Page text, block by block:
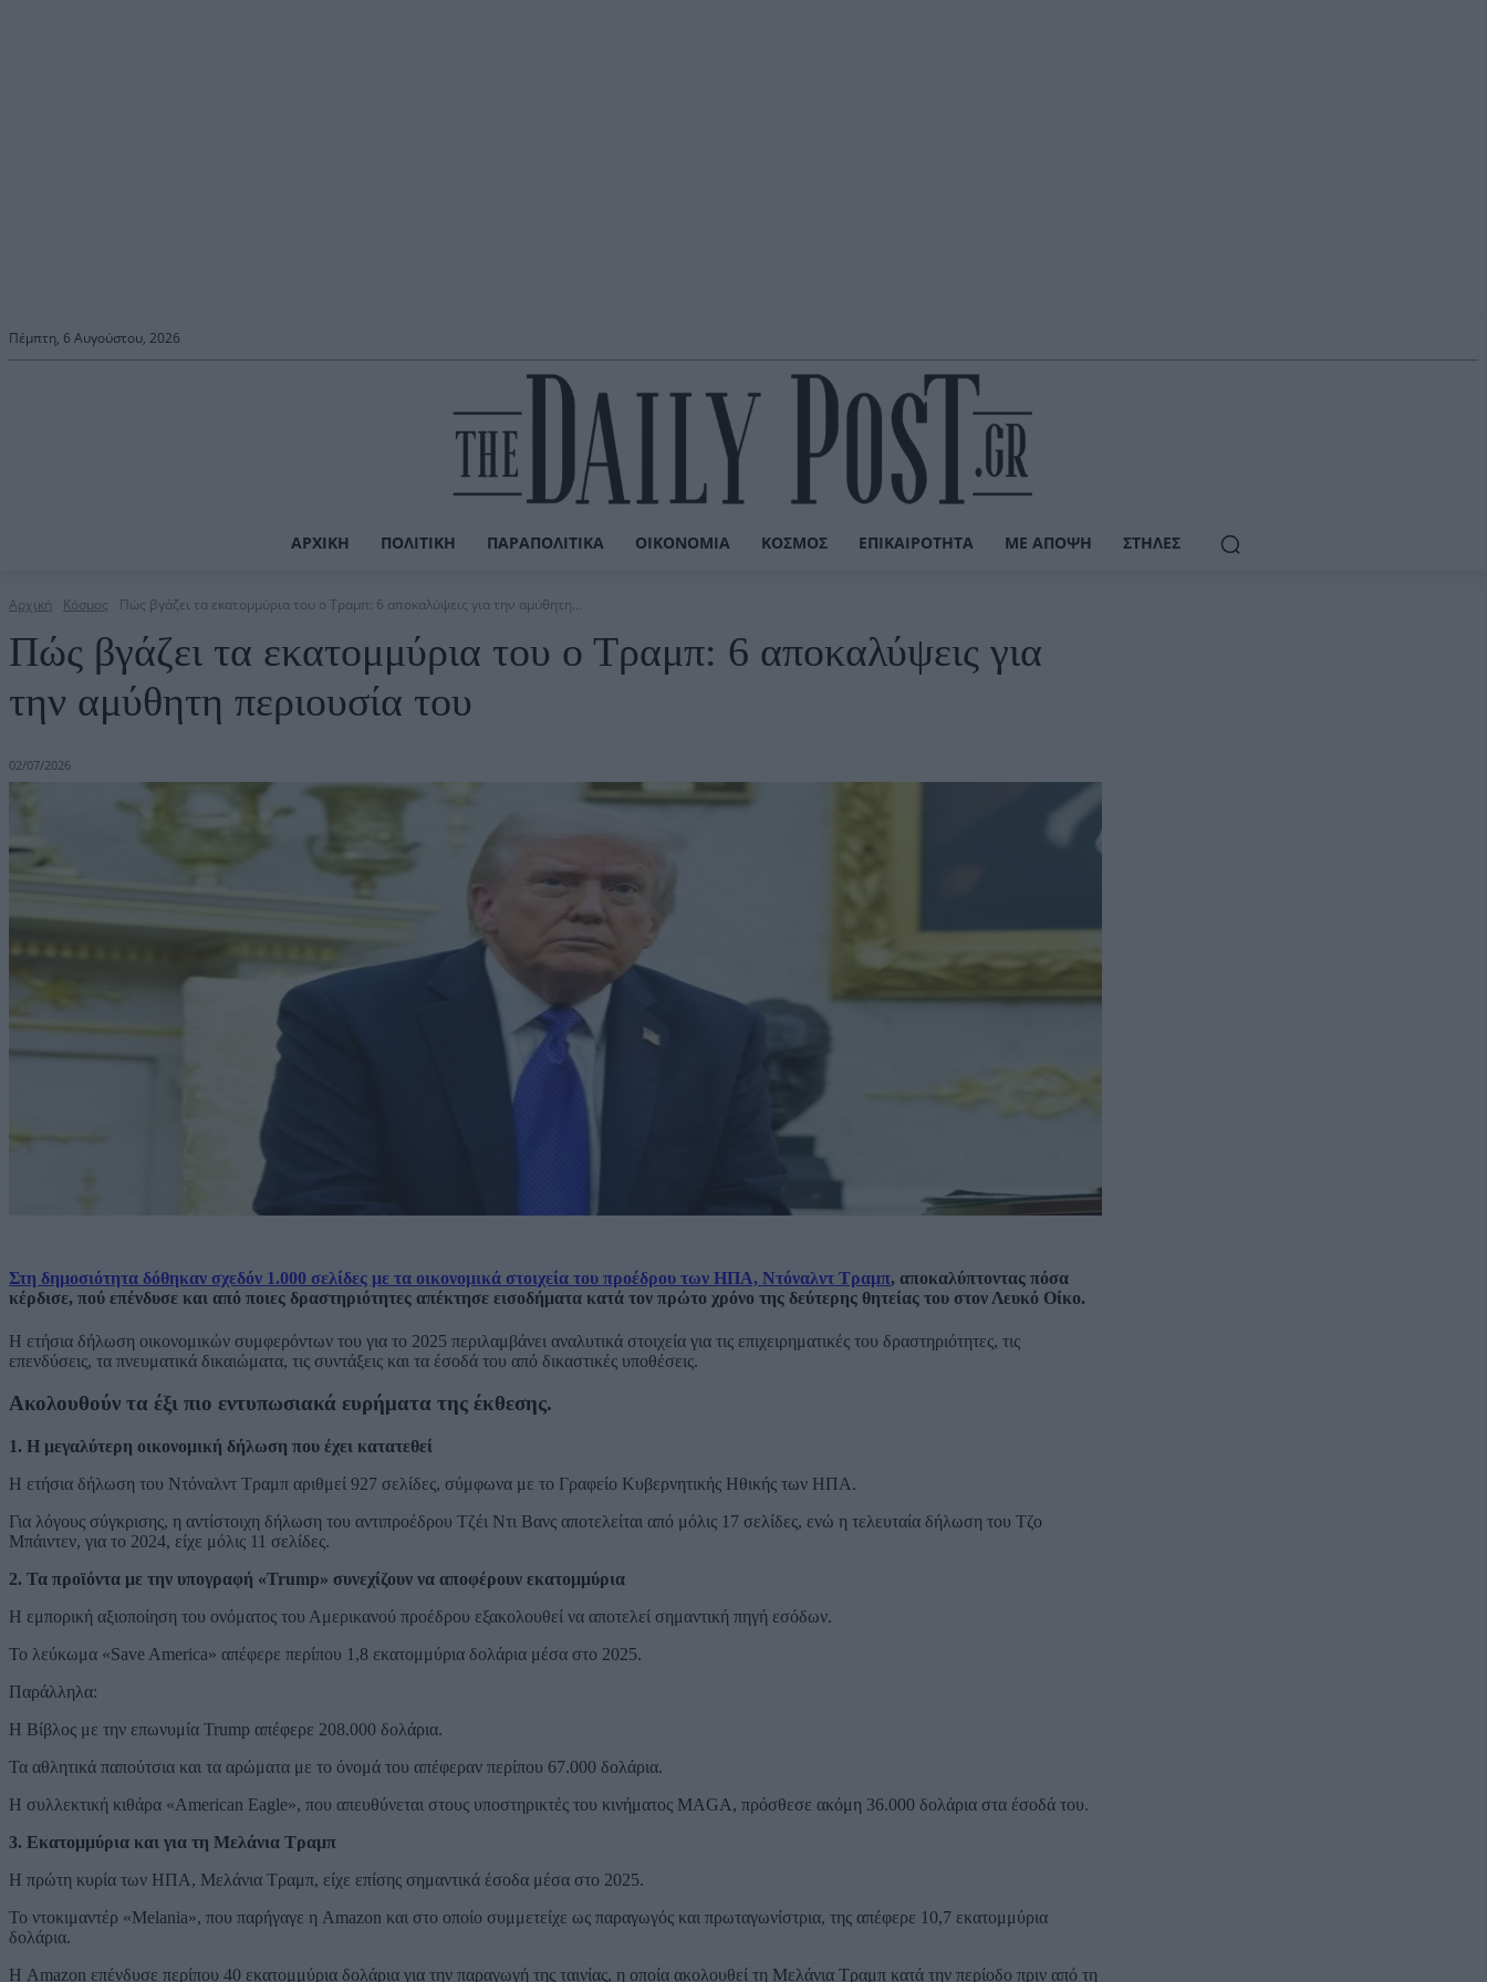
Πέμπτη, 6 Αυγούστου, 2026
ΑΡΧΙΚΉ ΠΟΛΙΤΙΚΉ ΠΑΡΑΠΟΛΙΤΙΚΆ ΟΙΚΟΝΟΜΊΑ ΚΌΣΜΟΣ ΕΠΙΚΑΙΡΌΤΗΤΑ ΜΕ ΆΠΟΨΗ ΣΤΉΛΕΣ
Αρχική Κόσμος Πώς βγάζει τα εκατομμύρια του ο Τραμπ: 6 αποκαλύψεις για την αμύθητη...
Πώς βγάζει τα εκατομμύρια του ο Τραμπ: 6 αποκαλύψεις για
την αμύθητη περιουσία του
02/07/2026
Στη δημοσιότητα δόθηκαν σχεδόν 1.000 σελίδες με τα οικονομικά στοιχεία του προέδρου των ΗΠΑ, Ντόναλντ Τραμπ, αποκαλύπτοντας πόσα
κέρδισε, πού επένδυσε και από ποιες δραστηριότητες απέκτησε εισοδήματα κατά τον πρώτο χρόνο της δεύτερης θητείας του στον Λευκό Οίκο.
Η ετήσια δήλωση οικονομικών συμφερόντων του για το 2025 περιλαμβάνει αναλυτικά στοιχεία για τις επιχειρηματικές του δραστηριότητες, τις
επενδύσεις, τα πνευματικά δικαιώματα, τις συντάξεις και τα έσοδά του από δικαστικές υποθέσεις.
Ακολουθούν τα έξι πιο εντυπωσιακά ευρήματα της έκθεσης.
1. Η μεγαλύτερη οικονομική δήλωση που έχει κατατεθεί
Η ετήσια δήλωση του Ντόναλντ Τραμπ αριθμεί 927 σελίδες, σύμφωνα με το Γραφείο Κυβερνητικής Ηθικής των ΗΠΑ.
Για λόγους σύγκρισης, η αντίστοιχη δήλωση του αντιπροέδρου Τζέι Ντι Βανς αποτελείται από μόλις 17 σελίδες, ενώ η τελευταία δήλωση του Τζο
Μπάιντεν, για το 2024, είχε μόλις 11 σελίδες.
2. Τα προϊόντα με την υπογραφή «Trump» συνεχίζουν να αποφέρουν εκατομμύρια
Η εμπορική αξιοποίηση του ονόματος του Αμερικανού προέδρου εξακολουθεί να αποτελεί σημαντική πηγή εσόδων.
Το λεύκωμα «Save America» απέφερε περίπου 1,8 εκατομμύρια δολάρια μέσα στο 2025.
Παράλληλα:
Η Βίβλος με την επωνυμία Trump απέφερε 208.000 δολάρια.
Τα αθλητικά παπούτσια και τα αρώματα με το όνομά του απέφεραν περίπου 67.000 δολάρια.
Η συλλεκτική κιθάρα «American Eagle», που απευθύνεται στους υποστηρικτές του κινήματος MAGA, πρόσθεσε ακόμη 36.000 δολάρια στα έσοδά του.
3. Εκατομμύρια και για τη Μελάνια Τραμπ
Η πρώτη κυρία των ΗΠΑ, Μελάνια Τραμπ, είχε επίσης σημαντικά έσοδα μέσα στο 2025.
Το ντοκιμαντέρ «Melania», που παρήγαγε η Amazon και στο οποίο συμμετείχε ως παραγωγός και πρωταγωνίστρια, της απέφερε 10,7 εκατομμύρια
δολάρια.
Η Amazon επένδυσε περίπου 40 εκατομμύρια δολάρια για την παραγωγή της ταινίας, η οποία ακολουθεί τη Μελάνια Τραμπ κατά την περίοδο πριν από τη